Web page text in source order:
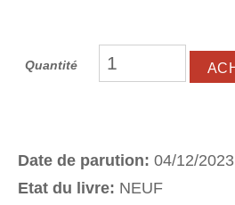
Quantité
Date de parution: 04/12/2023
Etat du livre: NEUF